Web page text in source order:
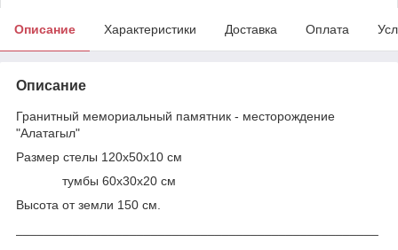
Описание Характеристики Доставка Оплата
Описание
Гранитный мемориальный памятник - месторождение
"Алатагыл"
Размер стелы 120х50х10 см
тумбы 60х30х20 см
Высота от земли 150 см.